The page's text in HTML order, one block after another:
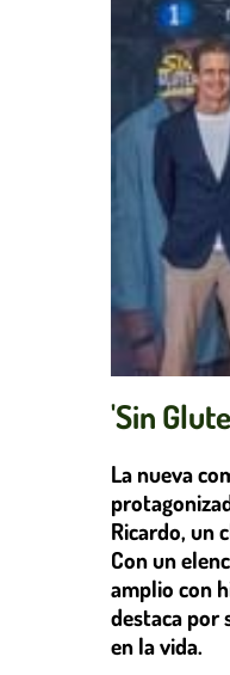
'Sin
La nueva
Ricardo, un
Con un
amplio con
destaca por
en la vida.